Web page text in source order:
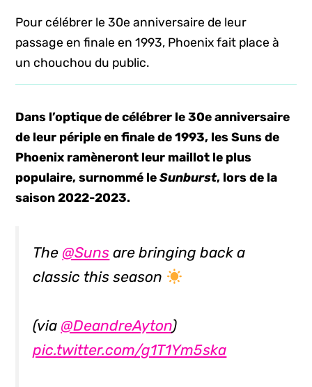
Pour célébrer le 30e anniversaire de leur
passage en finale en 1993, Phoenix fait place à
un chouchou du public.
Dans l’optique de célébrer le 30e anniversaire
de leur périple en finale de 1993, les Suns de
Phoenix ramèneront leur maillot le plus
populaire, surnommé leSunburst, lors de la
saison 2022-2023.
The @Suns are bringing back a
classic this season
(via @DeandreAyton)
pic.twitter.com/g1T1Ym5ska